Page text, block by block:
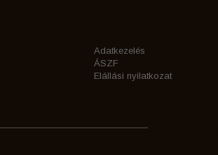
Adatkezelés
ÁSZF
Elállási nyilatkozat